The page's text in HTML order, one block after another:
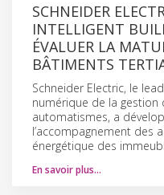
SCHNEIDER
INTELLIGENT
ÉVALUER LA
BÂTIMENTS
Schneider Electric, le
numérique de la gestion
automatismes, a
l’accompagnement des
énergétique des
En savoir plus…